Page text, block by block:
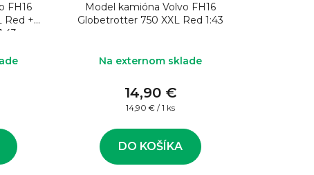
FH16
Red +
Model kamióna Volvo FH16
Globetrotter 750 XXL Red 1:43
Na externom sklade
14,90 €
Jednotková
14,90 € / 1 ks
DO KOŠÍKA